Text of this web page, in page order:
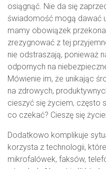
osiągnąć. Nie da się
świadomość mogą dawać
mamy obowiązek
zrezygnować z tej
nie odstraszają, ponieważ
odpornych na
Mówienie im, że unikając
na zdrowych,
cieszyć się życiem, często
co czekać? Cieszę się
Dodatkowo komplikuje
korzysta z technologii,
mikrofalówek, faksów,